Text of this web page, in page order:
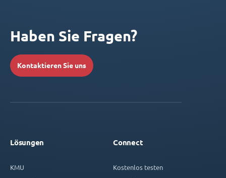
Haben Sie Fragen?
Kontaktieren Sie uns
Lösungen
KMU
Connect
Kostenlos testen